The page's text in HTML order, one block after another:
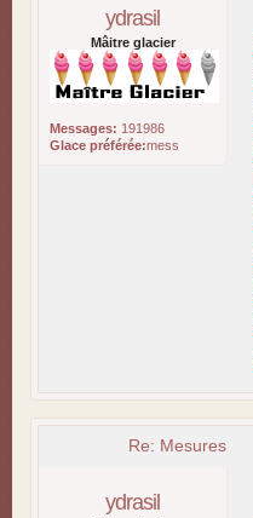
ydrasil
Mâitre glacier
Messages: 191986
Glace préférée:mess
Re: Mesures
ydrasil